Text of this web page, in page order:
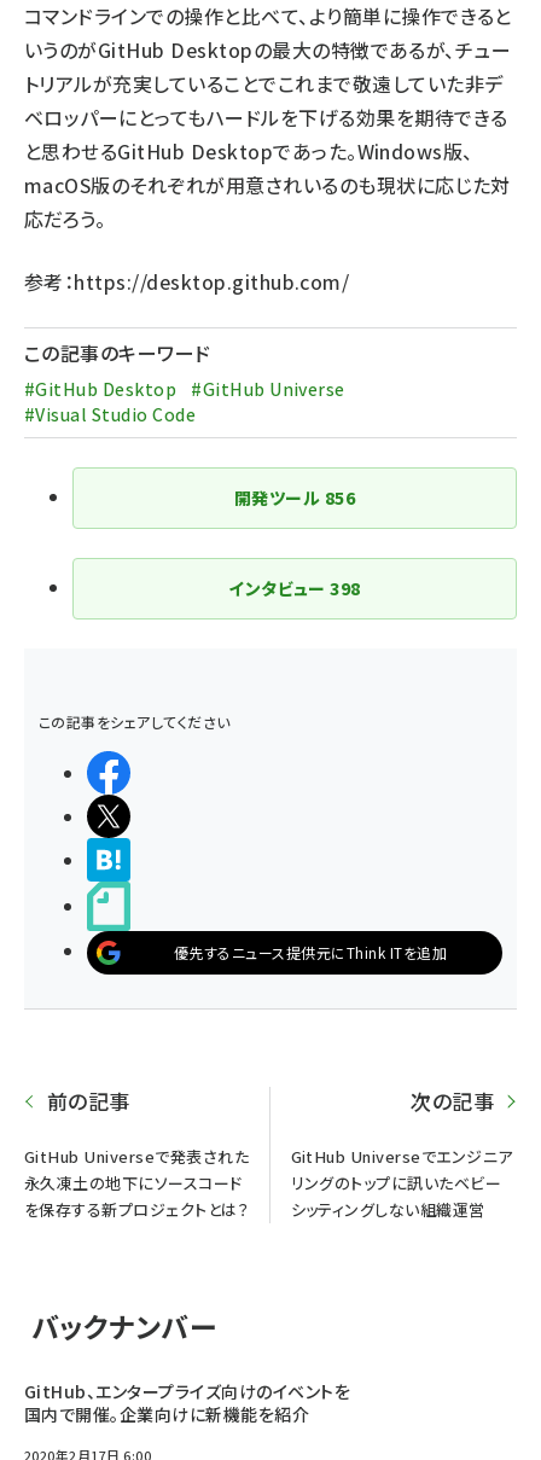
コマンドラインでの操作と比べて、より簡単に操作できると
いうのがGitHub Desktopの最大の特徴であるが、チュー
トリアルが充実していることでこれまで敬遠していた非デ
ベロッパーにとってもハードルを下げる効果を期待できる
と思わせるGitHub Desktopであった。Windows版、
macOS版のそれぞれが用意されいるのも現状に応じた対
応だろう。
参考：https://desktop.github.com/
この記事のキーワード
#GitHub Desktop
#GitHub Universe
#Visual Studio Code
開発ツール 856
インタビュー398
この記事をシェアしてください
優先するニュース提供元にThink ITを追加
前の記事
GitHub Universeで発表された
永久凍土の地下にソースコード
を保存する新プロジェクトとは？
次の記事
GitHub Universeでエンジニア
リングのトップに訊いたベビー
シッティングしない組織運営
バックナンバー
GitHub、エンタープライズ向けのイベントを
国内で開催。企業向けに新機能を紹介
2020年2月17日 6:00